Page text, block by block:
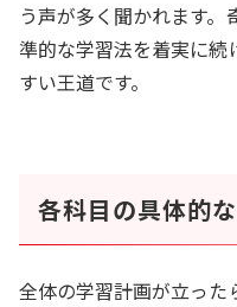
う声が多く聞かれます
準的な学習法を着実に続
すい王道です。
各科目の具体的
全体の学習計画が立っ